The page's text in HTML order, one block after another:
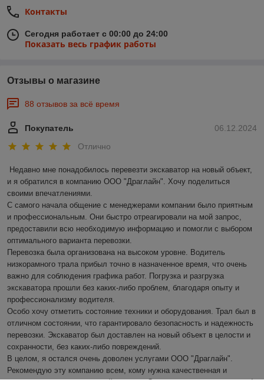
Контакты
Сегодня работает с 00:00 до 24:00
Показать весь график работы
Отзывы о магазине
88 отзывов за всё время
06.12.2024
Покупатель
Отлично
Недавно мне понадобилось перевезти экскаватор на новый объект,
и я обратился в компанию ООО "Драглайн". Хочу поделиться
своими впечатлениями.
С самого начала общение с менеджерами компании было приятным
и профессиональным. Они быстро отреагировали на мой запрос,
предоставили всю необходимую информацию и помогли с выбором
оптимального варианта перевозки.
Перевозка была организована на высоком уровне. Водитель
низкорамного трала прибыл точно в назначенное время, что очень
важно для соблюдения графика работ. Погрузка и разгрузка
экскаватора прошли без каких-либо проблем, благодаря опыту и
профессионализму водителя.
Особо хочу отметить состояние техники и оборудования. Трал был в
отличном состоянии, что гарантировало безопасность и надежность
перевозки. Экскаватор был доставлен на новый объект в целости и
сохранности, без каких-либо повреждений.
В целом, я остался очень доволен услугами ООО "Драглайн".
Рекомендую эту компанию всем, кому нужна качественная и